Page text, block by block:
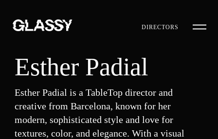
DIRECTORS
Esther Padial
Esther Padial is a TableTop director and
creative from Barcelona, known for her
modern, sophisticated style and love for
textures, color, and elegance. With a visual